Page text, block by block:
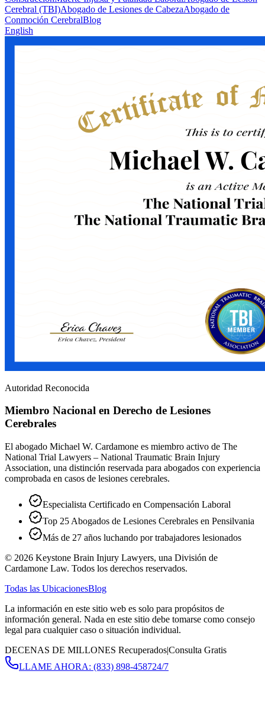
Cerebral (TBI)Abogado de Lesiones de CabezaAbogado de
Conmoción CerebralBlog
English
Autoridad Reconocida
Miembro Nacional en Derecho de Lesiones
Cerebrales
El abogado Michael W. Cardamone es miembro activo de The
National Trial Lawyers – National Traumatic Brain Injury
Association, una distinción reservada para abogados con experiencia
comprobada en casos de lesiones cerebrales.
Especialista Certificado en Compensación Laboral
Top 25 Abogados de Lesiones Cerebrales en Pensilvania
Más de 27 años luchando por trabajadores lesionados
© 2026 Keystone Brain Injury Lawyers, una División de
Cardamone Law. Todos los derechos reservados.
Todas las UbicacionesBlog
La información en este sitio web es solo para propósitos de
información general. Nada en este sitio debe tomarse como consejo
legal para cualquier caso o situación individual.
DECENAS DE MILLONES Recuperados|Consulta Gratis
LLAME AHORA: (833) 898-458724/7